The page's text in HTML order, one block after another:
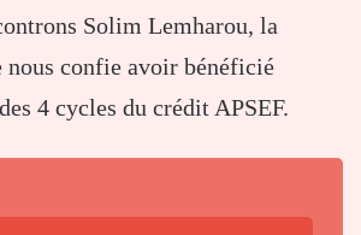
Solim Lemharou, la
nous confie avoir bénéficié
4 cycles du crédit APSEF.